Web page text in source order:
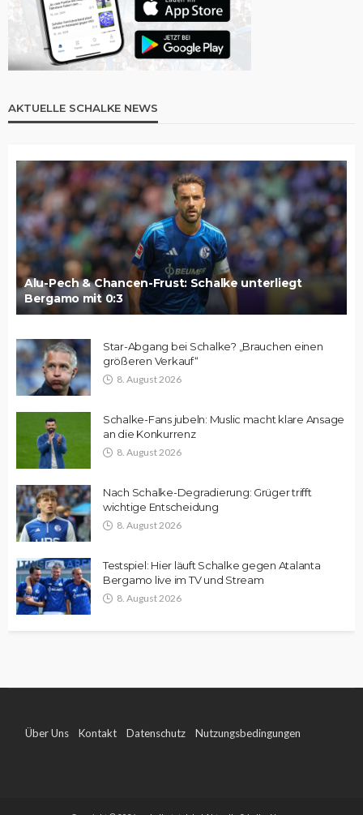
AKTUELLE SCHALKE NEWS
Alu-Pech & Chancen-Frust: Schalke unterliegt
Bergamo mit 0:3
Star-Abgang bei Schalke? „Brauchen einen
größeren Verkauf“
8. August 2026
Schalke-Fans jubeln: Muslic macht klare Ansage
an die Konkurrenz
8. August 2026
Nach Schalke-Degradierung: Grüger trifft
wichtige Entscheidung
8. August 2026
Testspiel: Hier läuft Schalke gegen Atalanta
Bergamo live im TV und Stream
8. August 2026
Über Uns Kontakt Datenschutz Nutzungsbedingungen